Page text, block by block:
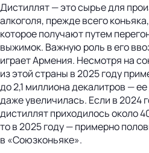
Дистиллят — это сырье для
алкоголя, прежде всего
которое получают путем
выжимок. Важную роль в его
играет Армения. Несмотря на
из этой страны в 2025 году
до 2,1 миллиона декалитров —
даже увеличилась. Если в 2024
дистиллят приходилось около
то в 2025 году — примерно
в «Союзконьяке».